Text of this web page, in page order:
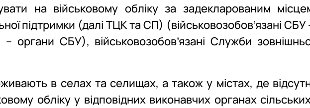
на військовому обліку за задекларованим
підтримки (далі ТЦК та СП) (військовозобов’язані СБУ
органи СБУ), військовозобов’язані Служби
в селах та селищах, а також у містах, де
обліку у відповідних виконавчих органах